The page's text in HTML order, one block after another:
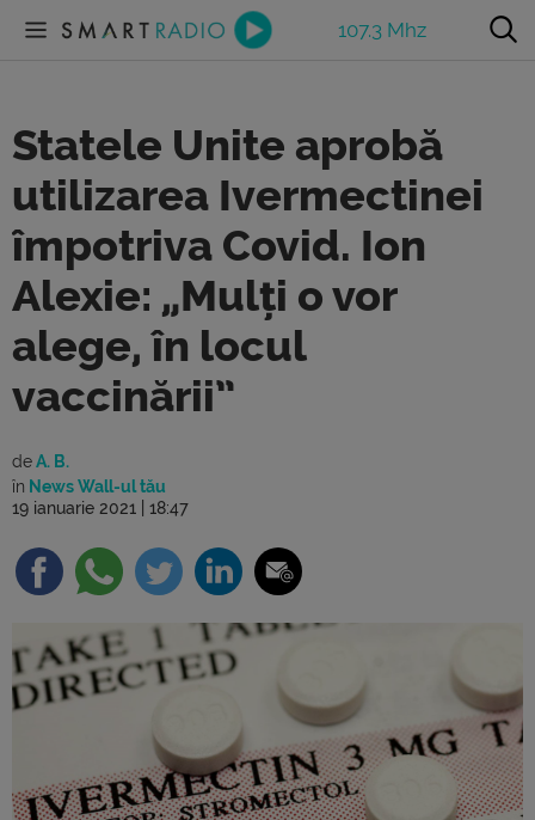
107.3 Mhz
Statele Unite aprobă
utilizarea Ivermectinei
împotriva Covid. Ion
Alexie: „Mulți o vor
alege, în locul
vaccinării”
deA. B.
în News Wall-ul tău
19 ianuarie 2021 | 18:47